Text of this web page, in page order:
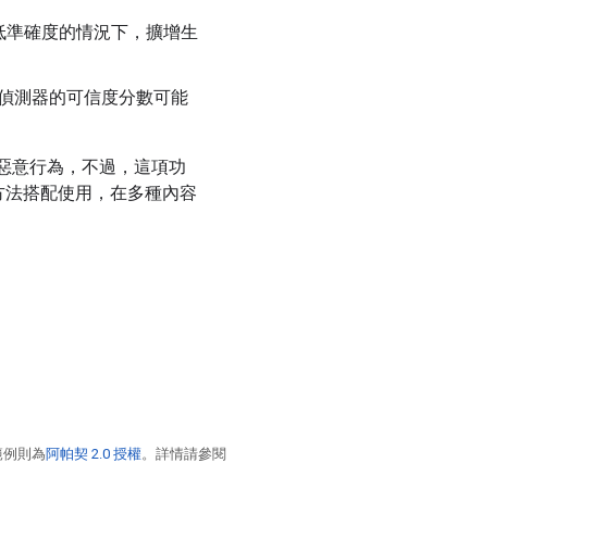
確度的情況下，擴增生
測器的可信度分數可能
意行為，不過，這項功
搭配使用，在多種內容
例則為阿帕契 2.0 授權。詳情請參閱